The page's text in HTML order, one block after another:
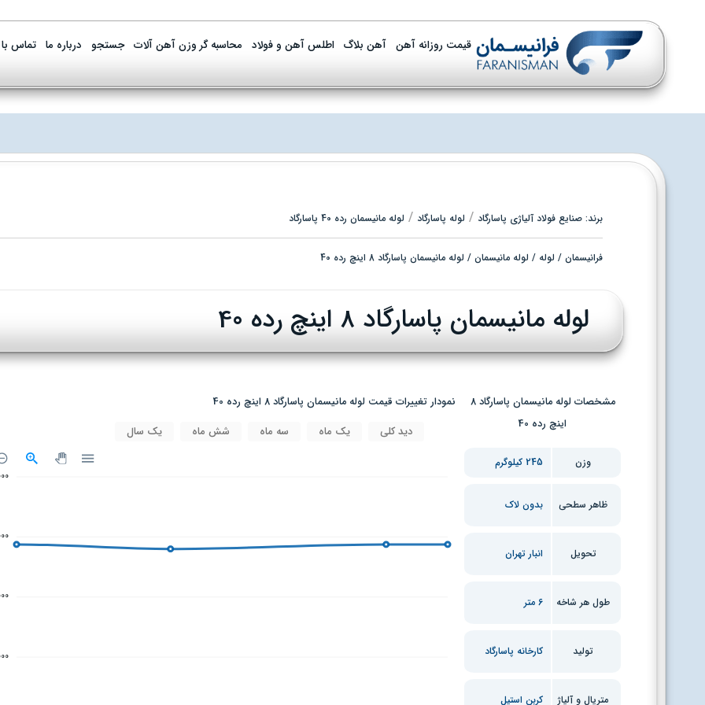
قیمت روزانه آهن آهن بلاگ اطلس آهن و فولاد محاسبه گر وزن آهن آلات جستجو درباره ما تماس با
برند: صنایع فولاد آلیاژی پاسارگاد / لوله پاسارگاد / لوله مانیسمان رده 40 پاسارگاد
فرانیسمان / لوله / لوله مانیسمان / لوله مانیسمان پاسارگاد 8 اینچ رده 40
لوله مانیسمان پاسارگاد 8 اینچ رده 40
مشخصات لوله مانیسمان پاسارگاد 8
اینچ رده 40
وزن 245 کیلوگرم
ظاهر سطحی بدون لاک
تحویل انبار تهران
طول هر شاخه 6 متر
تولید کارخانه پاسارگاد
متریال و آلیاژ کربن استیل
نمودار تغییرات قیمت لوله مانیسمان پاسارگاد 8 اینچ رده 40
دید کلی یک ماه سه ماه شش ماه یک سال